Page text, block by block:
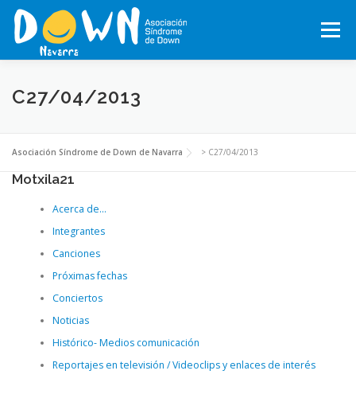
Saltar
contenido
Menú
INICIO CONÓCENOS
QUÉ HACEMOS MOTXILA21 VOLUNTARIADO
ACTUALIDAD
TEJIENDO REDES, RED NAVARRA DE EMPRESAS INCLUSIVAS
C27/04/2013
Asociación Síndrome de Down de Navarra > C27/04/2013
Motxila21
Acerca de…
Integrantes
Canciones
Próximas fechas
Conciertos
Noticias
Histórico- Medios comunicación
Reportajes en televisión / Videoclips y enlaces de interés